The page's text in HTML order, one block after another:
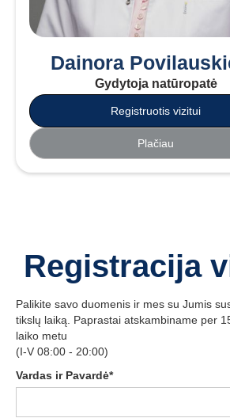
Dainora
Gydytoja natūropatė
Registruotis vizitui
Plačiau
Registracija
Palikite savo duomenis ir mes su Jumis
tikslų laiką. Paprastai atskambiname per
laiko metu
(I-V 08:00 - 20:00)
Vardas ir Pavardė*